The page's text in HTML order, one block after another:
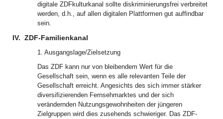
digitale ZDFkulturkanal sollte diskriminierungsfrei verbreitet
werden, d.h., auf allen digitalen Plattformen gut auffindbar
sein.
IV. ZDF-Familienkanal
1. Ausgangslage/Zielsetzung
Das ZDF kann nur von bleibendem Wert für die
Gesellschaft sein, wenn es alle relevanten Teile der
Gesellschaft erreicht. Angesichts des sich immer stärker
diversifizierenden Fernsehmarktes und der sich
verändernden Nutzungsgewohnheiten der jüngeren
Zielgruppen wird dies zusehends schwieriger. Das ZDF-